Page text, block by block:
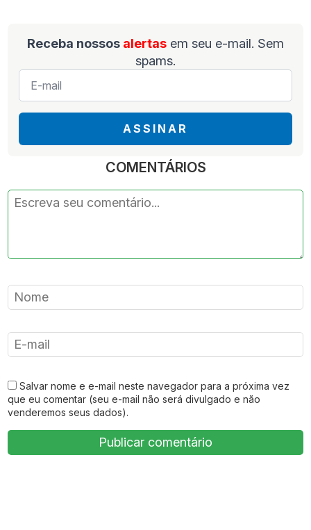
Receba nossos alertas em seu e-mail. Sem
spams.
E-
mail
ASSINAR
COMENTÁRIOS
Salvar nome e e-mail neste navegador para a próxima vez
que eu comentar (seu e-mail não será divulgado e não
venderemos seus dados).